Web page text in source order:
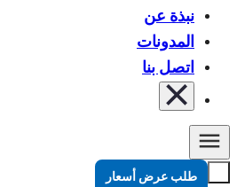
نبذة عن
المدونات
اتصل بنا
طلب عرض أسعار